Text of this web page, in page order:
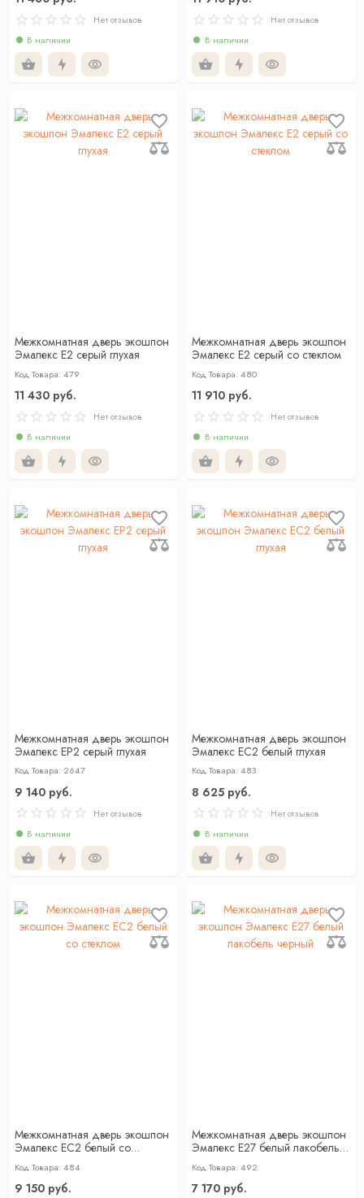
Нет отзывов
В наличии
Нет отзывов
В наличии
Межкомнатная дверь экошпон
Эмалекс Е2 серый глухая
Код Товара: 479
11 430 руб.
Нет отзывов
В наличии
Межкомнатная дверь экошпон
Эмалекс Е2 серый со стеклом
Код Товара: 480
11 910 руб.
Нет отзывов
В наличии
Межкомнатная дверь экошпон
Эмалекс ЕР2 серый глухая
Код Товара: 2647
9 140 руб.
Нет отзывов
В наличии
Межкомнатная дверь экошпон
Эмалекс ЕС2 белый глухая
Код Товара: 483
8 625 руб.
Нет отзывов
В наличии
Межкомнатная дверь экошпон
Эмалекс ЕС2 белый со
стеклом
Код Товара: 484
9 150 руб.
Межкомнатная дверь экошпон
Эмалекс Е27 белый лакобель
черный
Код Товара: 492
7 170 руб.